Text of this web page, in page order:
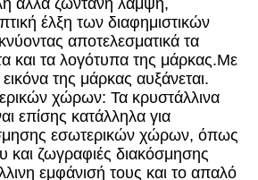
αλλά ζωντανή λάμψη,
έλξη των διαφημιστικών
αποτελεσματικά τα
και τα λογότυπα της μάρκας.Με
της μάρκας αυξάνεται.
χώρων: Τα κρυστάλλινα
επίσης κατάλληλα για
εσωτερικών χώρων, όπως
και ζωγραφιές διακόσμησης
εμφάνισή τους και το απαλό